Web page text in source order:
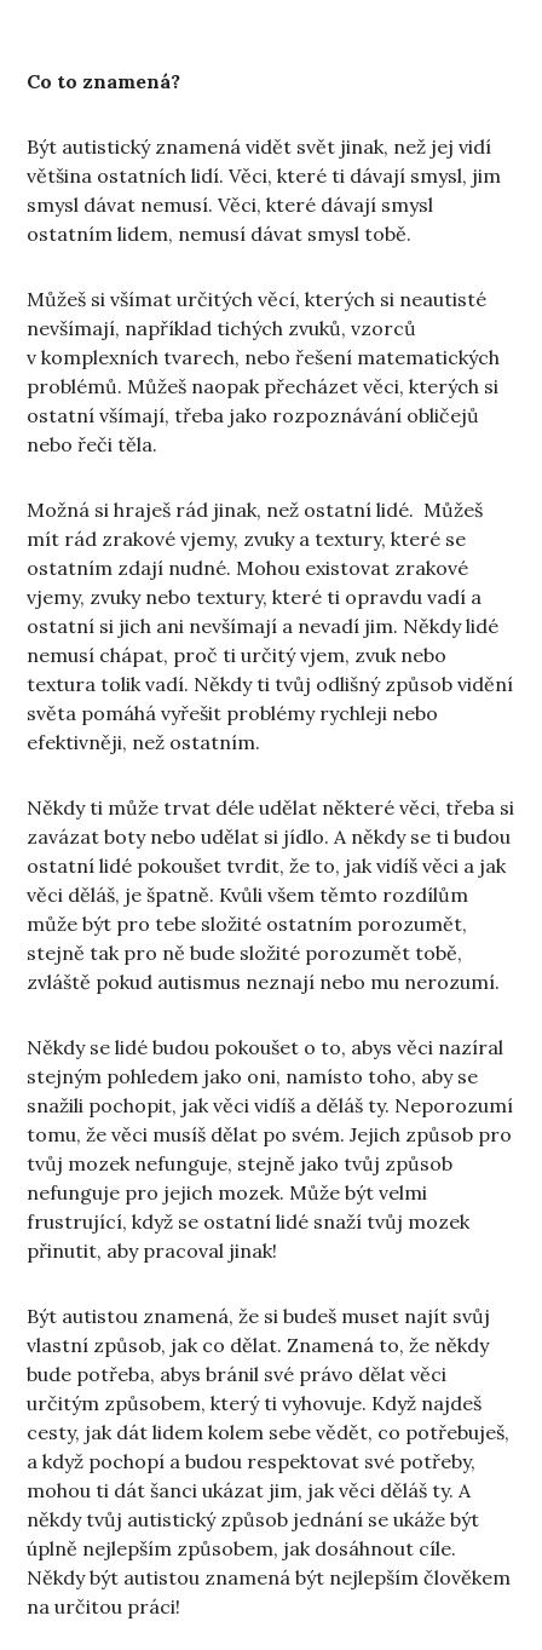
Co to znamená?
Být autistický znamená vidět svět jinak, než jej vidí
většina ostatních lidí. Věci, které ti dávají smysl, jim
smysl dávat nemusí. Věci, které dávají smysl
ostatním lidem, nemusí dávat smysl tobě.
Můžeš si všímat určitých věcí, kterých si neautisté
nevšímají, například tichých zvuků, vzorců
v komplexních tvarech, nebo řešení matematických
problémů. Můžeš naopak přecházet věci, kterých si
ostatní všímají, třeba jako rozpoznávání obličejů
nebo řeči těla.
Možná si hraješ rád jinak, než ostatní lidé. Můžeš
mít rád zrakové vjemy, zvuky a textury, které se
ostatním zdají nudné. Mohou existovat zrakové
vjemy, zvuky nebo textury, které ti opravdu vadí a
ostatní si jich ani nevšímají a nevadí jim. Někdy lidé
nemusí chápat, proč ti určitý vjem, zvuk nebo
textura tolik vadí. Někdy ti tvůj odlišný způsob vidění
světa pomáhá vyřešit problémy rychleji nebo
efektivněji, než ostatním.
Někdy ti může trvat déle udělat některé věci, třeba si
zavázat boty nebo udělat si jídlo. A někdy se ti budou
ostatní lidé pokoušet tvrdit, že to, jak vidíš věci a jak
věci děláš, je špatně. Kvůli všem těmto rozdílům
může být pro tebe složité ostatním porozumět,
stejně tak pro ně bude složité porozumět tobě,
zvláště pokud autismus neznají nebo mu nerozumí.
Někdy se lidé budou pokoušet o to, abys věci nazíral
stejným pohledem jako oni, namísto toho, aby se
snažili pochopit, jak věci vidíš a děláš ty. Neporozumí
tomu, že věci musíš dělat po svém. Jejich způsob pro
tvůj mozek nefunguje, stejně jako tvůj způsob
nefunguje pro jejich mozek. Může být velmi
frustrující, když se ostatní lidé snaží tvůj mozek
přinutit, aby pracoval jinak!
Být autistou znamená, že si budeš muset najít svůj
vlastní způsob, jak co dělat. Znamená to, že někdy
bude potřeba, abys bránil své právo dělat věci
určitým způsobem, který ti vyhovuje. Když najdeš
cesty, jak dát lidem kolem sebe vědět, co potřebuješ,
a když pochopí a budou respektovat své potřeby,
mohou ti dát šanci ukázat jim, jak věci děláš ty. A
někdy tvůj autistický způsob jednání se ukáže být
úplně nejlepším způsobem, jak dosáhnout cíle.
Někdy být autistou znamená být nejlepším člověkem
na určitou práci!